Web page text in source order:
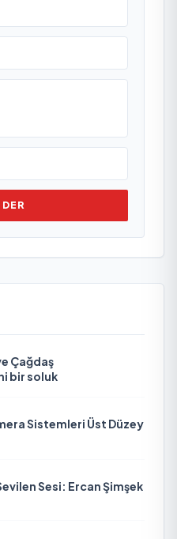
Çağdaş
bir soluk
Sistemleri Üst Düzey
Sesi: Ercan Şimşek